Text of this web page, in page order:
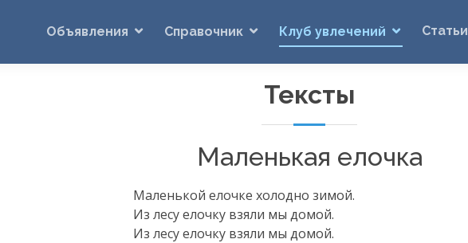
Объявления Справочник Клуб увлечений Статьи
Тексты
Маленькая елочка
Маленькой елочке холодно зимой.
Из лесу елочку взяли мы домой.
Из лесу елочку взяли мы домой.